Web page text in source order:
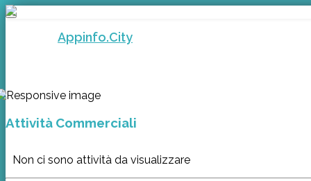
Toggle
Appinfo.City
Attività Commerciali
Non ci sono attività da visualizzare